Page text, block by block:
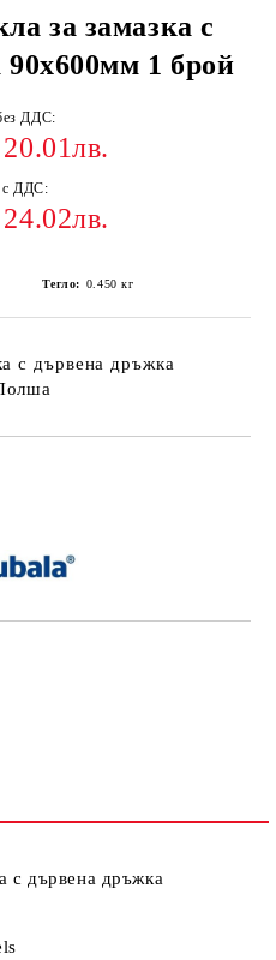
за замазка с
1 брой
ДДС:
20.01лв.
с ДДС:
24.02лв.
Тегло: 0.450 кг
с дървена дръжка
с дървена дръжка